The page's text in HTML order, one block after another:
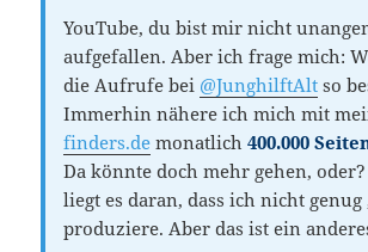
YouTube, du bist mir nicht
aufgefallen. Aber ich frage mich:
die Aufrufe bei @JunghilftAlt so
Immerhin nähere ich mich mit
finders.de monatlich400.000
Da könnte doch mehr gehen,
liegt es daran, dass ich nicht genug
produziere. Aber das ist ein